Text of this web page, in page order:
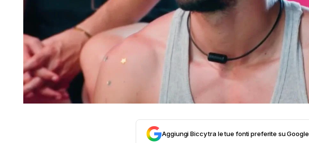
Aggiungi Biccy tra le tue fonti preferite su Google